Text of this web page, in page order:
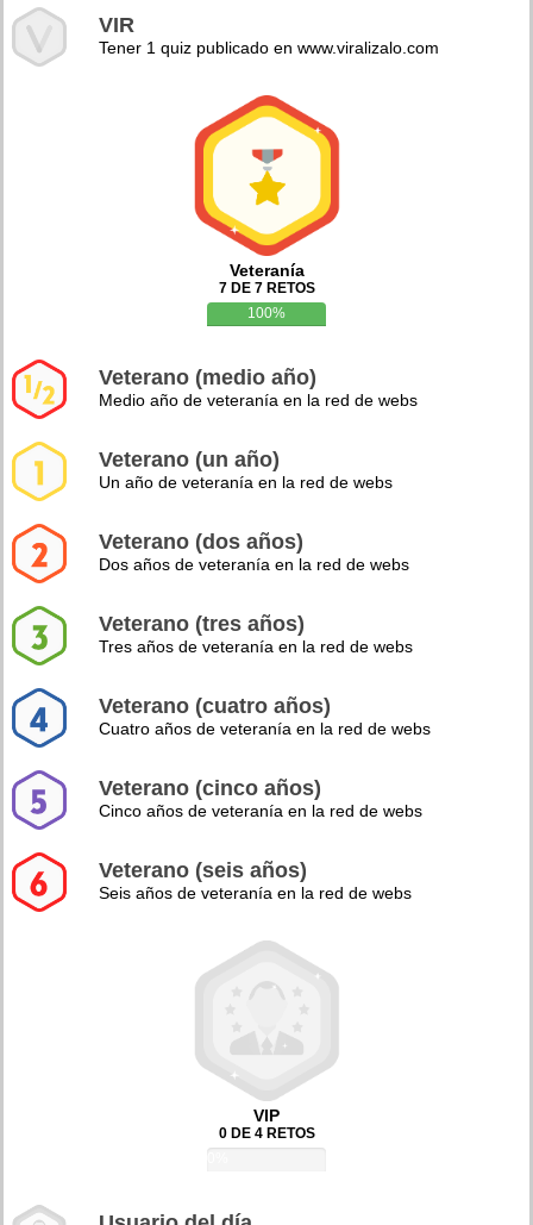
VIR
Tener 1 quiz publicado en www.viralizalo.com
Veteranía
7 DE 7 RETOS
100%
Veterano (medio año)
Medio año de veteranía en la red de webs
Veterano (un año)
Un año de veteranía en la red de webs
Veterano (dos años)
Dos años de veteranía en la red de webs
Veterano (tres años)
Tres años de veteranía en la red de webs
Veterano (cuatro años)
Cuatro años de veteranía en la red de webs
Veterano (cinco años)
Cinco años de veteranía en la red de webs
Veterano (seis años)
Seis años de veteranía en la red de webs
VIP
0 DE 4 RETOS